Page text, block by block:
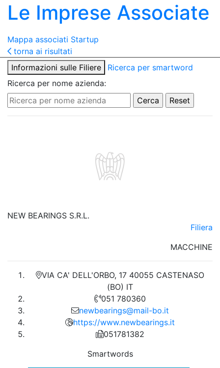
Le Imprese Associate
Mappa associati Startup
torna ai risultati
Informazioni sulle Filiere
Ricerca per smartword
Ricerca per nome azienda:
NEW BEARINGS S.R.L.
Filiera
MACCHINE
VIA CA' DELL'ORBO, 17 40055 CASTENASO
(BO) IT
051 780360
newbearings@mail-bo.it
https://www.newbearings.it
051781382
Smartwords